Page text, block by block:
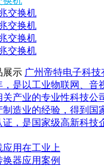
交换机
交换机
交换机
交换机
广州帝特电子科
，是以工业物联网、音
关产业的专业性科技公
制造业的经验，得到国
，是国家级高新科技
应用在工业上
换器应用案例